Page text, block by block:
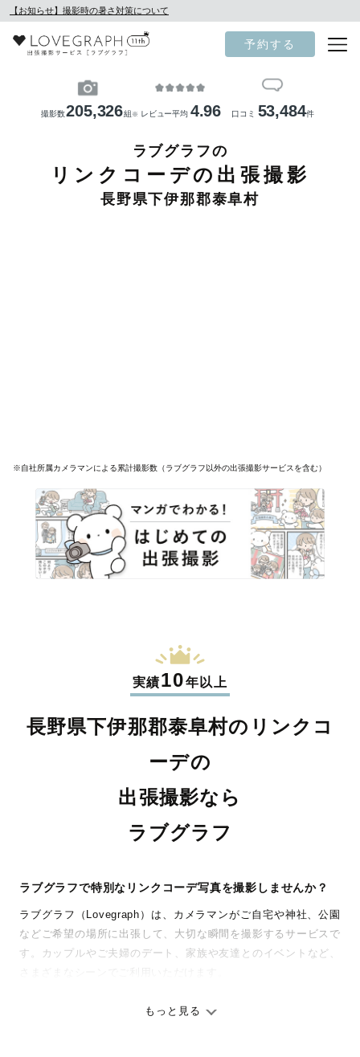
【お知らせ】撮影時の暑さ対策について
予約する
撮影数205,326組 ※ レビュー平均 4.96 口コミ 53,484件
ラブグラフの
リンクコーデの出張撮影
長野県下伊那郡泰阜村
※自社所属カメラマンによる累計撮影数（ラブグラフ以外の出張撮影サービスを含む）
実績10年以上
長野県下伊那郡泰阜村のリンクコ
ーデの
出張撮影なら
ラブグラフ
ラブグラフで特別なリンクコーデ写真を撮影しませんか？
ラブグラフ（Lovegraph）は、カメラマンがご自宅や神社、公園
などご希望の場所に出張して、大切な瞬間を撮影するサービスで
す。カップルやご夫婦のデート、家族や友達とのイベントなど、
ありのままの空気感を大切に、何十年経っても見返したくなるよ
もっと見る